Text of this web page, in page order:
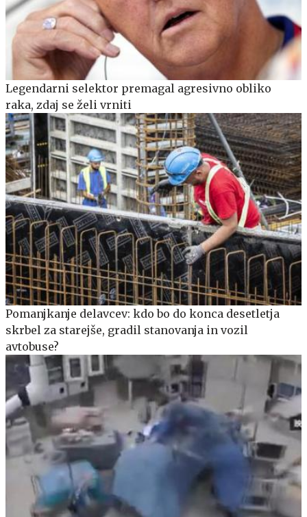
Legendarni selektor premagal agresivno obliko
raka, zdaj se želi vrniti
Pomanjkanje delavcev: kdo bo do konca desetletja
skrbel za starejše, gradil stanovanja in vozil
avtobuse?